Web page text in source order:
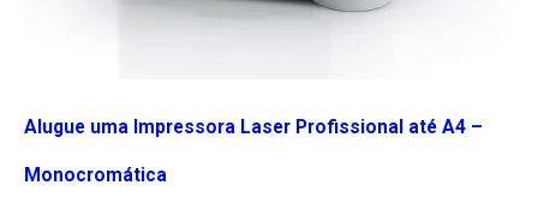
Alugue uma Impressora Laser Profissional até A4 –
Monocromática